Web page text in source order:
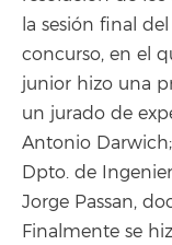
la sesión final
concurso, en el
junior hizo una
un jurado de
Antonio
Dpto. de
Jorge Passan,
Finalmente se